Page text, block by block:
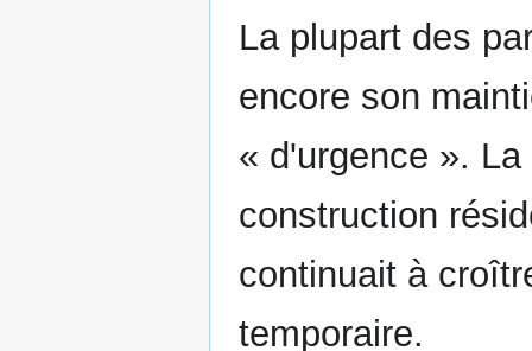
La plupart des
encore son
« d'urgence ».
construction
continuait à
temporaire.